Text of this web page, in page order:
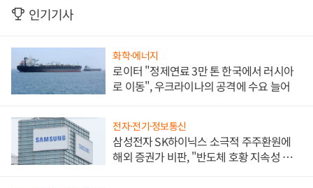
인기기사
화학·에너지
로이터 "정제연료 3만 톤 한국에서 러시아
로 이동", 우크라이나의 공격에 수요 늘어
전자·전기·정보통신
삼성전자 SK하이닉스 소극적 주주환원에
해외 증권가 비판, "반도체 호황 지속성 의